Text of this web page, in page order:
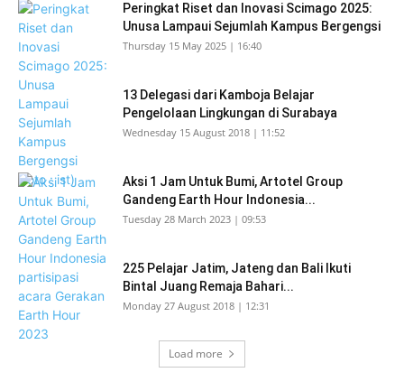
Peringkat Riset dan Inovasi Scimago 2025:
Unusa Lampaui Sejumlah Kampus Bergengsi
Thursday 15 May 2025 | 16:40
13 Delegasi dari Kamboja Belajar
Pengelolaan Lingkungan di Surabaya
Wednesday 15 August 2018 | 11:52
Aksi 1 Jam Untuk Bumi, Artotel Group
Gandeng Earth Hour Indonesia...
Tuesday 28 March 2023 | 09:53
225 Pelajar Jatim, Jateng dan Bali Ikuti
Bintal Juang Remaja Bahari...
Monday 27 August 2018 | 12:31
Load more